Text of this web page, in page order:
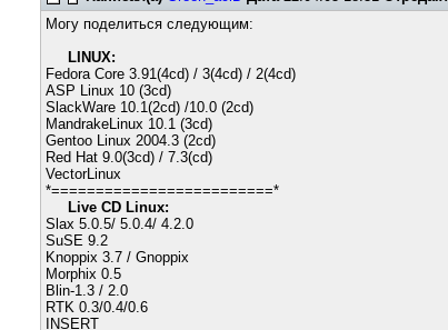
Могу поделиться следующим:
LINUX:
Fedora Core 3.91(4cd) / 3(4cd) / 2(4cd)
ASP Linux 10 (3cd)
SlackWare 10.1(2cd) /10.0 (2cd)
MandrakeLinux 10.1 (3cd)
Gentoo Linux 2004.3 (2cd)
Red Hat 9.0(3cd) / 7.3(cd)
VectorLinux
*=========================*
Live CD Linux:
Slax 5.0.5/ 5.0.4/ 4.2.0
SuSE 9.2
Knoppix 3.7 / Gnoppix
Morphix 0.5
Blin-1.3 / 2.0
RTK 0.3/0.4/0.6
INSERT